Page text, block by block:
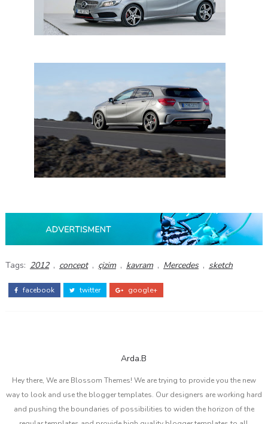
Tags: 2012 , concept , çizim , kavram , Mercedes , sketch
facebook twitter google+
Arda.B
Hey there, We are Blossom Themes! We are trying to provide you the new
way to look and use the blogger templates. Our designers are working hard
and pushing the boundaries of possibilities to widen the horizon of the